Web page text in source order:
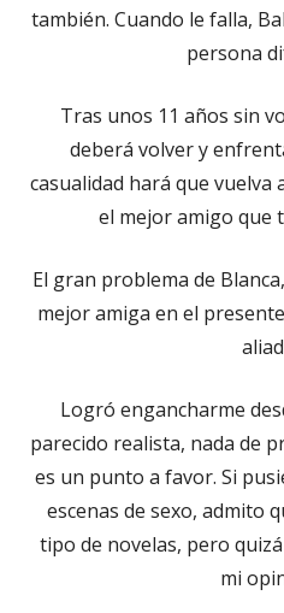
también. Cuando le falla,
persona
Tras unos 11 años sin
deberá volver y
casualidad hará que vuelva
el mejor amigo que
El gran problema de
mejor amiga en el
Logró engancharme
parecido realista, nada de
es un punto a favor. Si
escenas de sexo, admito
tipo de novelas, pero
mi